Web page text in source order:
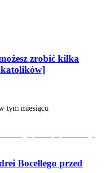
zrobić kilka
katolików]
tym miesiącu
Bocellego przed